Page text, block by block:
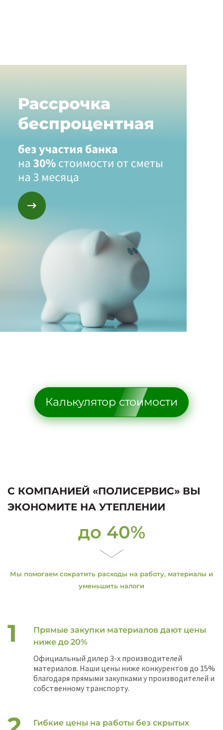
Калькулятор стоимости
С КОМПАНИЕЙ «ПОЛИСЕРВИС» ВЫ
ЭКОНОМИТЕ НА УТЕПЛЕНИИ
до 40%
Мы помогаем сократить расходы на работу, материалы и
уменьшить налоги
Прямые закупки материалов дают цены
ниже до 20%
Официальный дилер 3-х производителей
материалов. Наши цены ниже конкурентов до 15%
благодаря прямыми закупками у производителей и
собственному транспорту.
Гибкие цены на работы без скрытых